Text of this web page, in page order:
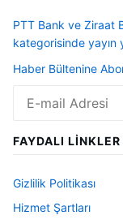
PTT Bank ve Ziraat
kategorisinde yayın
Haber Bültenine
FAYDALI LINKLER
Gizlilik Politikası
Hizmet Şartları